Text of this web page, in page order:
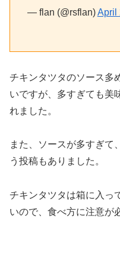
— flan (@rsflan)April
チキンタツタのソース多
いですが、多すぎても美
れました。
また、ソースが多すぎて
う投稿もありました。
チキンタツタは箱に入っ
いので、食べ方に注意が